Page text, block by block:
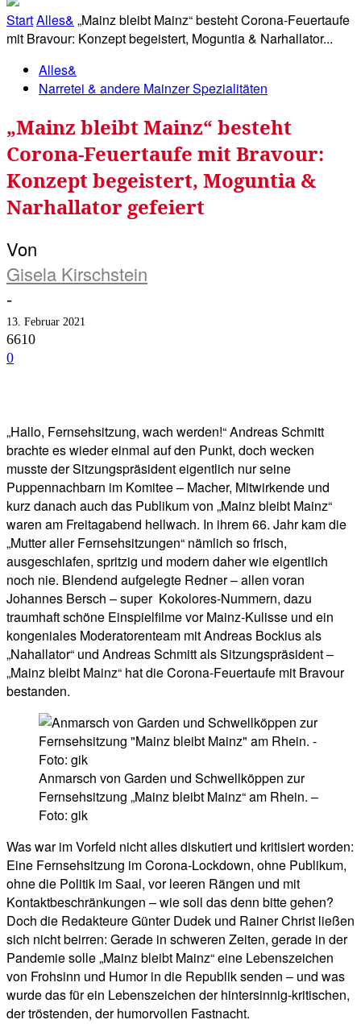
StartAlles& „Mainz bleibt Mainz“ besteht Corona-Feuertaufe
mit Bravour: Konzept begeistert, Moguntia & Narhallator...
Alles&
Narretei & andere Mainzer Spezialitäten
„Mainz bleibt Mainz“ besteht
Corona-Feuertaufe mit Bravour:
Konzept begeistert, Moguntia &
Narhallator gefeiert
Von
Gisela Kirschstein
-
13. Februar 2021
6610
0
„Hallo, Fernsehsitzung, wach werden!“ Andreas Schmitt
brachte es wieder einmal auf den Punkt, doch wecken
musste der Sitzungspräsident eigentlich nur seine
Puppennachbarn im Komitee – Macher, Mitwirkende und
kurz danach auch das Publikum von „Mainz bleibt Mainz“
waren am Freitagabend hellwach. In ihrem 66. Jahr kam die
„Mutter aller Fernsehsitzungen“ nämlich so frisch,
ausgeschlafen, spritzig und modern daher wie eigentlich
noch nie. Blendend aufgelegte Redner – allen voran
Johannes Bersch – super Kokolores-Nummern, dazu
traumhaft schöne Einspielfilme vor Mainz-Kulisse und ein
kongeniales Moderatorenteam mit Andreas Bockius als
„Nahallator“ und Andreas Schmitt als Sitzungspräsident –
„Mainz bleibt Mainz“ hat die Corona-Feuertaufe mit Bravour
bestanden.
Anmarsch von Garden und Schwellköppen zur
Fernsehsitzung „Mainz bleibt Mainz“ am Rhein. –
Foto: gik
Was war im Vorfeld nicht alles diskutiert und kritisiert worden:
Eine Fernsehsitzung im Corona-Lockdown, ohne Publikum,
ohne die Politik im Saal, vor leeren Rängen und mit
Kontaktbeschränkungen – wie soll das denn bitte gehen?
Doch die Redakteure Günter Dudek und Rainer Christ ließen
sich nicht beirren: Gerade in schweren Zeiten, gerade in der
Pandemie solle „Mainz bleibt Mainz“ eine Lebenszeichen
von Frohsinn und Humor in die Republik senden – und was
wurde das für ein Lebenszeichen der hintersinnig-kritischen,
der tröstenden, der humorvollen Fastnacht.